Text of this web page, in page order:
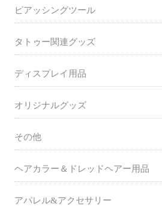
ピアッシングツール
タトゥー関連グッズ
ディスプレイ用品
オリジナルグッズ
その他
ヘアカラー＆ドレッドヘアー用品
アパレル&アクセサリー